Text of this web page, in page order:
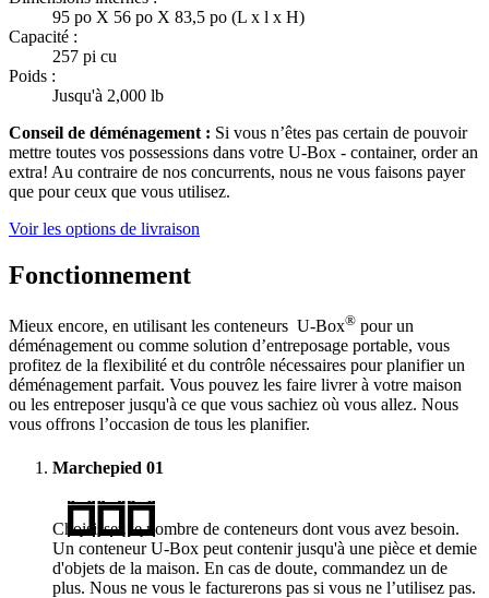
95 po X 56 po X 83,5 po (L x l x H)
Capacité :
257 pi cu
Poids :
Jusqu'à 2,000 lb
Conseil de déménagement : Si vous n’êtes pas certain de pouvoir
mettre toutes vos possessions dans votre U-Box - container, order an
extra! Au contraire de nos concurrents, nous ne vous faisons payer
que pour ceux que vous utilisez.
Voir les options de livraison
Fonctionnement
Mieux encore, en utilisant les conteneurs U-Box® pour un
déménagement ou comme solution d’entreposage portable, vous
profitez de la flexibilité et du contrôle nécessaires pour planifier un
déménagement parfait. Vous pouvez les faire livrer à votre maison
ou les entreposer jusqu'à ce que vous sachiez où vous allez. Nous
vous offrons l’occasion de tous les planifier.
Marchepied 01
Choisissez le nombre de conteneurs dont vous avez besoin.
Un conteneurU-Box peut contenir jusqu'à une pièce et demie
d'objets de la maison. En cas de doute, commandez un de
plus. Nous ne vous le facturerons pas si vous ne l’utilisez pas.